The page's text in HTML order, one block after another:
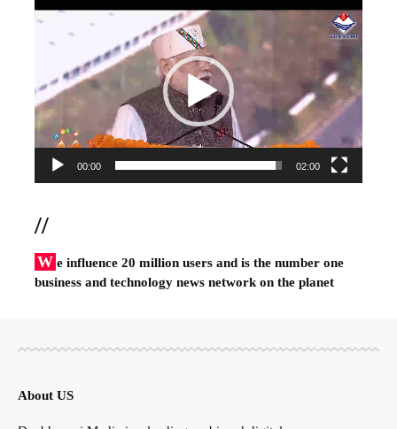
Video
00:00 02:00
//
W e influence 20 million users and is the number one
business and technology news network on the planet
About US